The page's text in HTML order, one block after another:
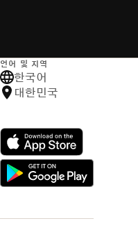
언어 및 지역
한국어
대한민국